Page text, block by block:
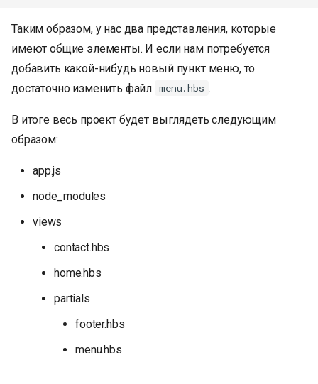
Таким образом, у нас два представления, которые
имеют общие элементы. И если нам потребуется
добавить какой-нибудь новый пункт меню, то
достаточно изменить файл menu.hbs .
В итоге весь проект будет выглядеть следующим
образом:
app.js
node_modules
views
contact.hbs
home.hbs
partials
footer.hbs
menu.hbs